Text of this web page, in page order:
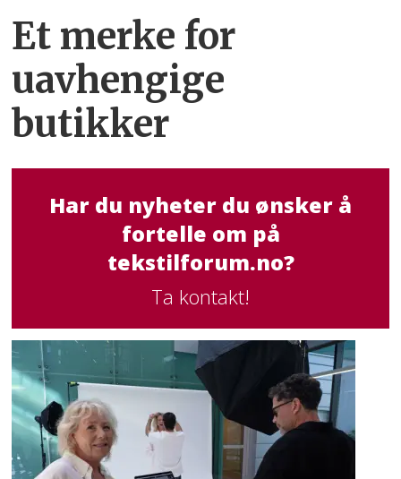
Et merke for
uavhengige
butikker
Har du nyheter du ønsker å
fortelle om på
tekstilforum.no?
Ta kontakt!